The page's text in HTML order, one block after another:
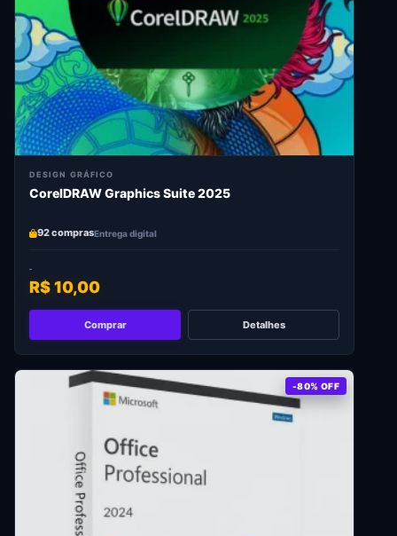
DESIGN GRÁFICO
CorelDRAW Graphics Suite 2025
92 comprasEntrega digital
R$ 10,00
Comprar Detalhes
-80% OFF